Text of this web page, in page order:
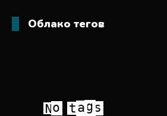
Облако тегов